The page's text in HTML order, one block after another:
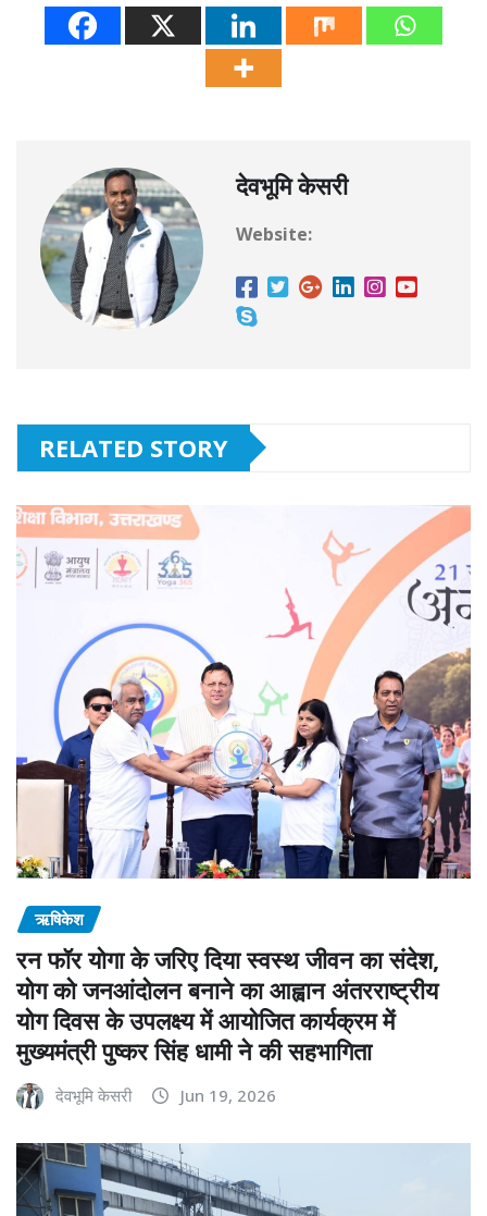
देवभूमि केसरी
Website:
RELATED STORY
ऋषिकेश
रन फॉर योगा के जरिए दिया स्वस्थ जीवन का संदेश,
योग को जनआंदोलन बनाने का आह्वान अंतरराष्ट्रीय
योग दिवस के उपलक्ष्य में आयोजित कार्यक्रम में
मुख्यमंत्री पुष्कर सिंह धामी ने की सहभागिता
देवभूमि केसरी Jun 19, 2026